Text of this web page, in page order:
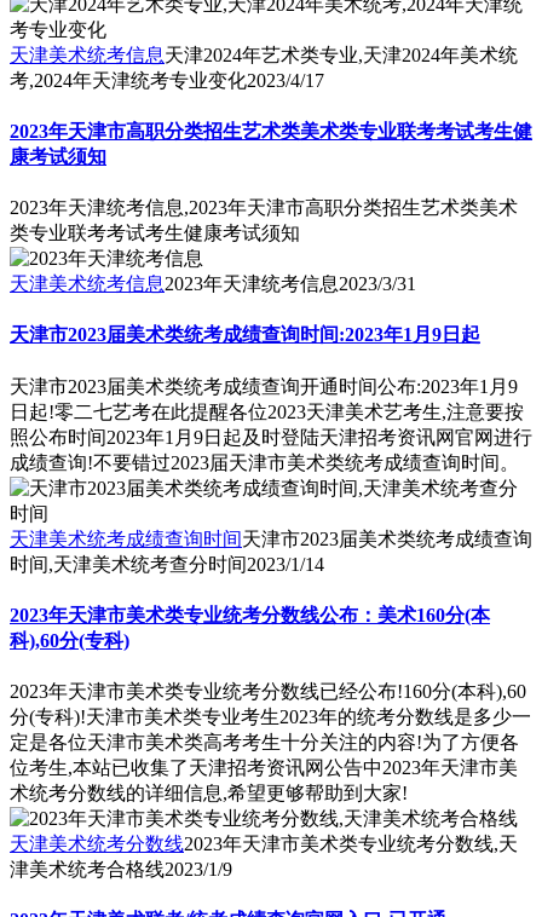
天津美术统考信息天津2024年艺术类专业,天津2024年美术统
考,2024年天津统考专业变化2023/4/17
2023年天津市高职分类招生艺术类美术类专业联考考试考生健
康考试须知
2023年天津统考信息,2023年天津市高职分类招生艺术类美术
类专业联考考试考生健康考试须知
天津美术统考信息2023年天津统考信息2023/3/31
天津市2023届美术类统考成绩查询时间:2023年1月9日起
天津市2023届美术类统考成绩查询开通时间公布:2023年1月9
日起!零二七艺考在此提醒各位2023天津美术艺考生,注意要按
照公布时间2023年1月9日起及时登陆天津招考资讯网官网进行
成绩查询!不要错过2023届天津市美术类统考成绩查询时间。
天津美术统考成绩查询时间天津市2023届美术类统考成绩查询
时间,天津美术统考查分时间2023/1/14
2023年天津市美术类专业统考分数线公布：美术160分(本
科),60分(专科)
2023年天津市美术类专业统考分数线已经公布!160分(本科),60
分(专科)!天津市美术类专业考生2023年的统考分数线是多少一
定是各位天津市美术类高考考生十分关注的内容!为了方便各
位考生,本站已收集了天津招考资讯网公告中2023年天津市美
术统考分数线的详细信息,希望更够帮助到大家!
天津美术统考分数线2023年天津市美术类专业统考分数线,天
津美术统考合格线2023/1/9